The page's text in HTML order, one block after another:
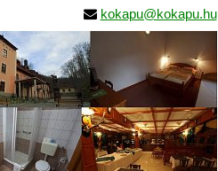
kokapu@kokapu.hu